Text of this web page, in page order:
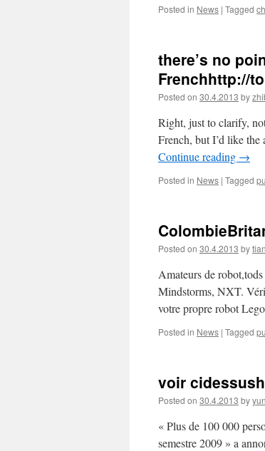
Posted in News | Tagged
there’s no
Frenchhttp://to
Posted on 30.4.2013 by
Right, just to clarify,
French, but I’d like
Continue reading →
Posted in News | Tagged
Posted on 30.4.2013 by
Amateurs de
Mindstorms, NXT.
votre propre robot
Posted in News | Tagged
voir
Posted on 30.4.2013 by
« Plus de 100 000
semestre 2009 » a